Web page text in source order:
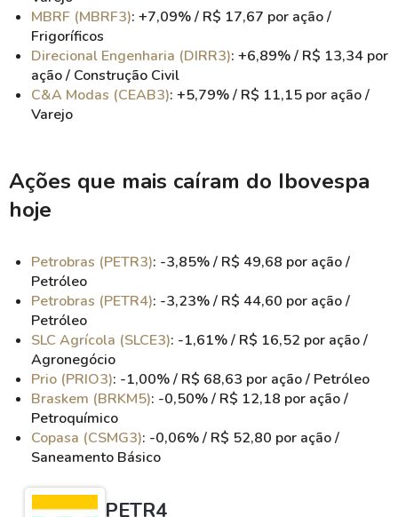
MBRF (MBRF3): +7,09% / R$ 17,67 por ação /
Frigoríficos
Direcional Engenharia (DIRR3): +6,89% / R$ 13,34 por
ação / Construção Civil
C&A Modas (CEAB3): +5,79% / R$ 11,15 por ação /
Varejo
Ações que mais caíram do Ibovespa
hoje
Petrobras (PETR3): -3,85% / R$ 49,68 por ação /
Petróleo
Petrobras (PETR4): -3,23% / R$ 44,60 por ação /
Petróleo
SLC Agrícola (SLCE3): -1,61% / R$ 16,52 por ação /
Agronegócio
Prio (PRIO3): -1,00% / R$ 68,63 por ação / Petróleo
Braskem (BRKM5): -0,50% / R$ 12,18 por ação /
Petroquímico
Copasa (CSMG3): -0,06% / R$ 52,80 por ação /
Saneamento Básico
PETR4